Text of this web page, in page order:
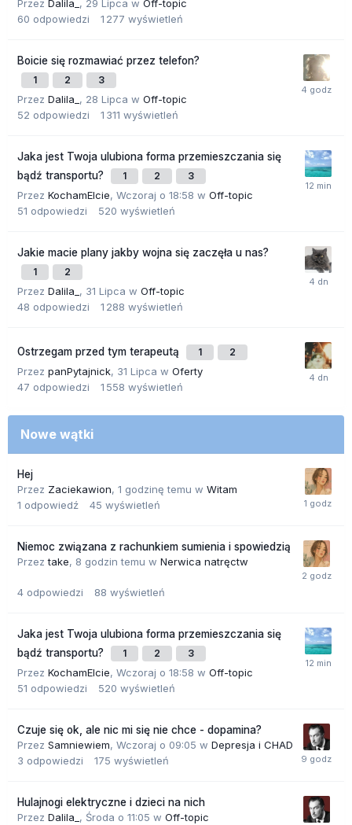
Przez Dalila_ , 29 Lipca w Off-topic
60 odpowiedzi 1 277 wyświetleń
Boicie się rozmawiać przez telefon?
1 2 3
Przez Dalila_ , 28 Lipca w Off-topic
52 odpowiedzi 1 311 wyświetleń
Jaka jest Twoja ulubiona forma przemieszczania się
bądź transportu?
1 2 3
Przez KochamElcie, Wczoraj o 18:58 w Off-topic
51 odpowiedzi 520 wyświetleń
Jakie macie plany jakby wojna się zaczęła u nas?
1 2
Przez Dalila_ , 31 Lipca w Off-topic
48 odpowiedzi 1 288 wyświetleń
Ostrzegam przed tym terapeutą 1 2
Przez panPytajnick, 31 Lipca w Oferty
47 odpowiedzi 1 558 wyświetleń
Nowe wątki
Hej
Przez Zaciekawion, 1 godzinę temu w Witam
1 odpowiedź 45 wyświetleń
Niemoc związana z rachunkiem sumienia i spowiedzią
Przeztake, 8 godzin temu w Nerwica natręctw
4 odpowiedzi 88 wyświetleń
Jaka jest Twoja ulubiona forma przemieszczania się
bądź transportu?
1 2 3
Przez KochamElcie, Wczoraj o 18:58 w Off-topic
51 odpowiedzi 520 wyświetleń
Czuje się ok, ale nic mi się nie chce - dopamina?
Przez Samniewiem, Wczoraj o 09:05 w Depresja i CHAD
3 odpowiedzi 175 wyświetleń
Hulajnogi elektryczne i dzieci na nich
Przez Dalila_ , Środa o 11:05 w Off-topic